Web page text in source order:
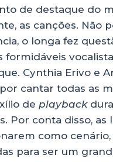
de destaque do
as canções. Não
o longa fez
formidáveis
Cynthia Erivo e
cantar todas as
de playback
Por conta disso, as
como
para ser um